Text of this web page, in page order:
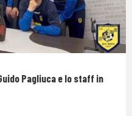
Pagliuca e lo staff in